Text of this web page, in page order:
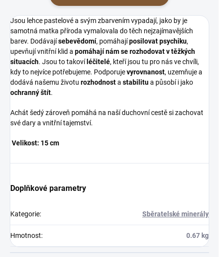
Jsou lehce pastelové a svým zbarvením vypadají, jako by je
samotná matka příroda vymalovala do těch nejzajímavějších
barev. Dodávajísebevědomí, pomáhajíposilovat psychiku,
upevňují vnitřní klid a pomáhají nám se rozhodovat v těžkých
situacích. Jsou to takoví léčitelé, kteří jsou tu pro nás ve chvíli,
kdy to nejvíce potřebujeme. Podporujevyrovnanost, uzemňuje a
dodává našemu životu rozhodnosta stabilitua působí i jako
ochranný štít.
Achát šedý zároveň pomáhá na naší duchovní cestě si zachovat
své dary a vnitřní tajemství.
Velikost: 15 cm
Doplňkové parametry
Kategorie: Sběratelské minerály
Hmotnost: 0.67 kg